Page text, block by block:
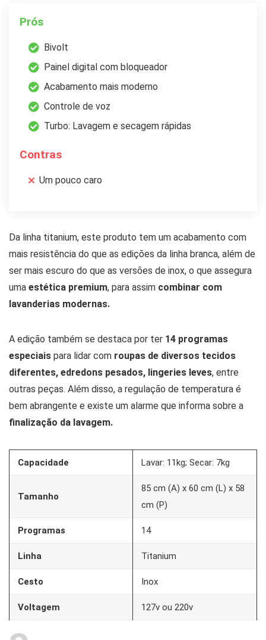
Prós
Bivolt
Painel digital com bloqueador
Acabamento mais moderno
Controle de voz
Turbo: Lavagem e secagem rápidas
Contras
Um pouco caro
Da linha titanium, este produto tem um acabamento com
mais resistência do que as edições da linha branca, além de
ser mais escuro do que as versões de inox, o que assegura
uma estética premium, para assim combinar com
lavanderias modernas.
A edição também se destaca por ter 14 programas
especiais para lidar com roupas de diversos tecidos
diferentes, edredons pesados, lingeries leves, entre
outras peças. Além disso, a regulação de temperatura é
bem abrangente e existe um alarme que informa sobre a
finalização da lavagem.
Capacidade Lavar: 11kg; Secar: 7kg
Tamanho
85 cm (A) x 60 cm (L) x 58
cm (P)
Programas 14
Linha Titanium
Cesto Inox
Voltagem 127v ou 220v